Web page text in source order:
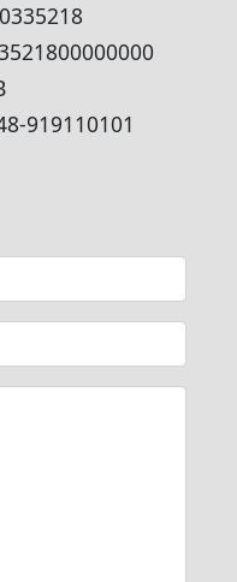
919110101